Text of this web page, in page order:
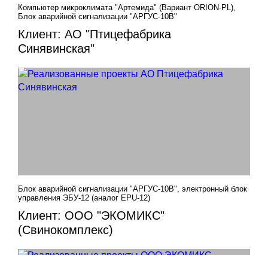
Клиент: АО "Птицефабрика
Синявинская"
Компьютер микроклимата "Артемида" (Вариант ORION-PL),
Блок аварийной сигнализации "АРГУС-10В"
Клиент: ООО "ЭКОМИКС"
(Свинокомплекс)
Блок аварийной сигнализации "АРГУС-10В", электронный блок
управления ЭБУ-12 (аналог EPU-12)